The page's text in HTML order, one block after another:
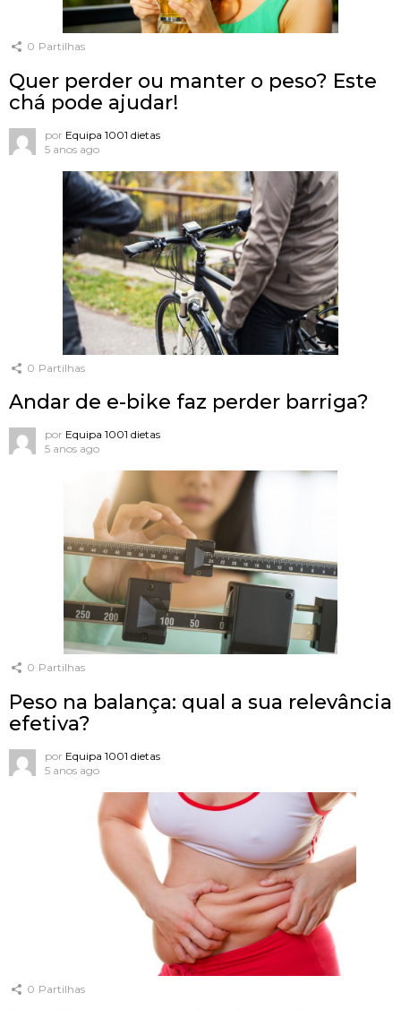
0 Partilhas
Quer perder ou manter o peso? Este
chá pode ajudar!
por Equipa 1001 dietas
5 anos ago
0 Partilhas
Andar de e-bike faz perder barriga?
por Equipa 1001 dietas
5 anos ago
0 Partilhas
Peso na balança: qual a sua relevância
efetiva?
por Equipa 1001 dietas
5 anos ago
0 Partilhas